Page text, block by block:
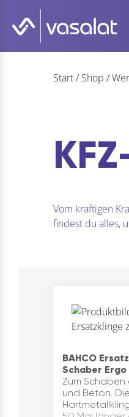
Start/ Shop /
Vom kräftigen
findest du alles,
BAHCO
Schaber Ergo
Zum Schaben
und Beton. Die